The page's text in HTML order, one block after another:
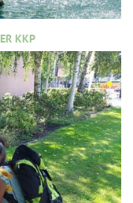
KKP